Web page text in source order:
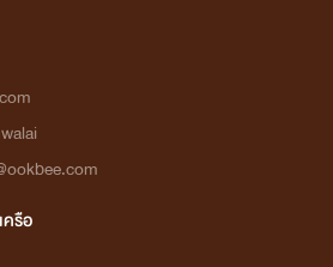
รือ